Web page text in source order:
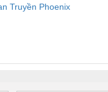
Truyền Phoenix